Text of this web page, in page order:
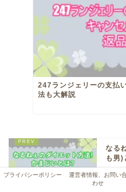
247ランジェリーの支払
法も大解説
なる
も男)
プライバシーポリシー
運営者情報、お問い
わせ